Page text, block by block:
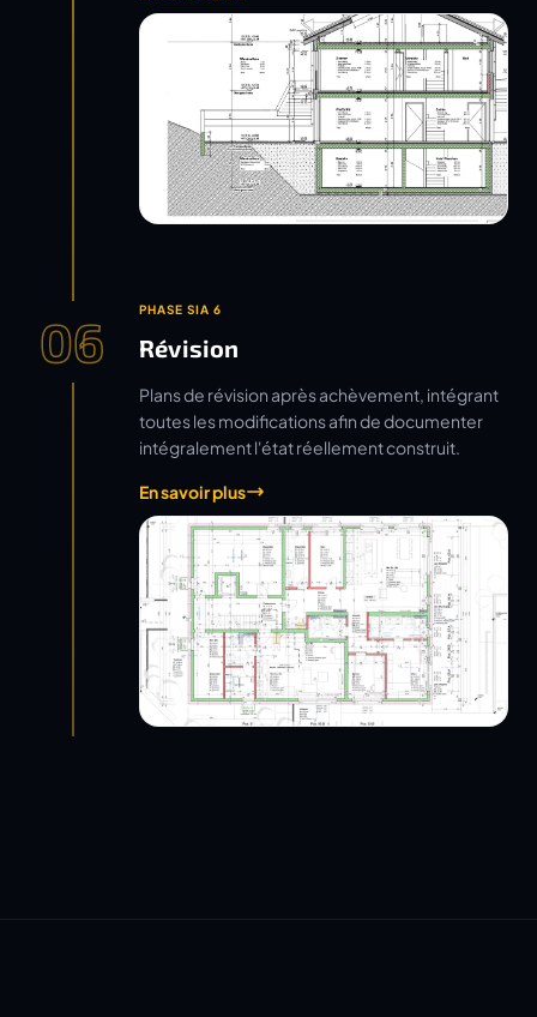
06 PHASE SIA 6
Révision
Plans de révision après achèvement, intégrant
toutes les modifications afin de documenter
intégralement l'état réellement construit.
En savoir plus